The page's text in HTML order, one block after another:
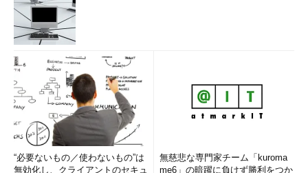
“必要ないもの／使わないもの”は
無効化し、クライアントのセキュ
無慈悲な専門家チーム「kuroma
me6」の暗躍に負けず勝利をつか